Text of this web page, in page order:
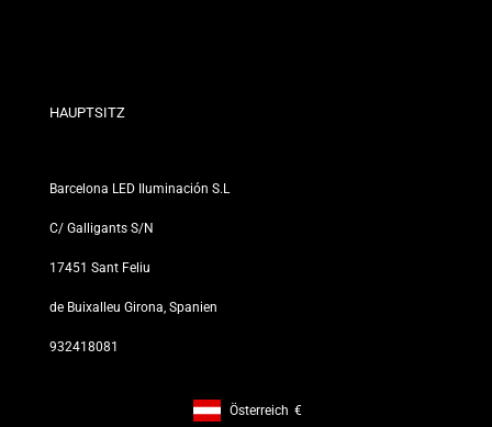
Unsere Geschäfte
HAUPTSITZ
Barcelona LED Iluminación S.L
C/ Galligants S/N
17451 Sant Feliu
de Buixalleu Girona, Spanien
932418081
Footer: Österreich, €
Österreich €